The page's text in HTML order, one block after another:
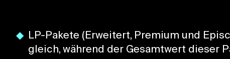
LP-Pakete (Erweitert, Premium und
gleich, während der Gesamtwert dieser